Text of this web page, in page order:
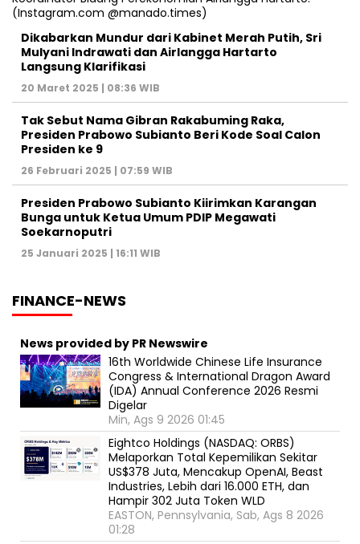
Dikabarkan Mundur dari Kabinet Merah Putih, Sri
Mulyani Indrawati dan Airlangga Hartarto
Langsung Klarifikasi
20 Maret 2025 | 08:36 WIB
Tak Sebut Nama Gibran Rakabuming Raka,
Presiden Prabowo Subianto Beri Kode Soal Calon
Presiden ke 9
26 Februari 2025 | 07:59 WIB
Presiden Prabowo Subianto Kiirimkan Karangan
Bunga untuk Ketua Umum PDIP Megawati
Soekarnoputri
25 Januari 2025 | 16:11 WIB
FINANCE-NEWS
News provided by PR Newswire
16th Worldwide Chinese Life Insurance
Congress & International Dragon Award
(IDA) Annual Conference 2026 Resmi
Digelar
Min, Ags 9 2026 01:45
Eightco Holdings (NASDAQ: ORBS)
Melaporkan Total Kepemilikan Sekitar
US$378 Juta, Mencakup OpenAI, Beast
Industries, Lebih dari 16.000 ETH, dan
Hampir 302 Juta Token WLD
EASTON, Pennsylvania, Sab, Ags 8 2026
01:28